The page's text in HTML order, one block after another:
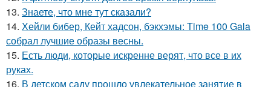
13. Знаете, что мне тут сказали?
14. Хейли бибер, Кейт хадсон, бэкхэмы: Time 100 Gala
собрал лучшие образы весны.
15. Есть люди, которые искренне верят, что все в их
руках.
16. В детском саду прошло увлекательное занятие в